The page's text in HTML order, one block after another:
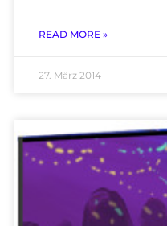
READ MORE »
27. März 2014